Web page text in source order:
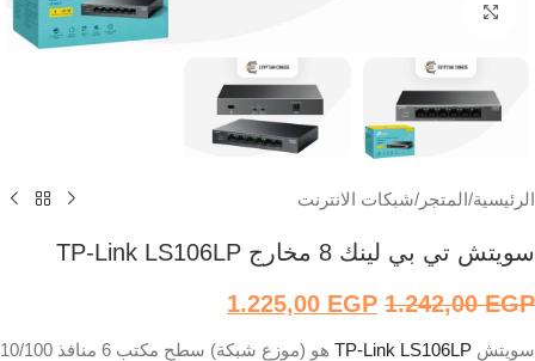
الرئيسية/المتجر /شبكات الانترنت
سويتش تي بي لينك 8 مخارج TP-Link LS106LP
1.242,00EGP
1.225,00 EGP
سويتش TP-Link LS106LP
هو (موزع شبكة) سطح مكتب 6 منافذ 10/100